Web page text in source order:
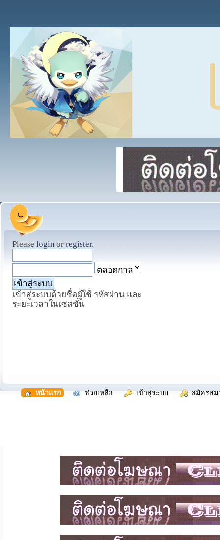
Please login or register.
เข้าสู่ระบบด้วยชื่อผู้ใช้ รหัสผ่าน และ
ระยะเวลาในเซสชั่น
หน้าแรก ช่วยเหลือ เข้าสู่ระบบ สมัครสม